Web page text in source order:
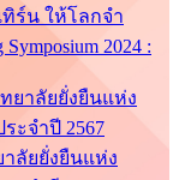
ทิร์น ให้โลกจำ
2024 :
ลัยยั่งยืนแห่ง